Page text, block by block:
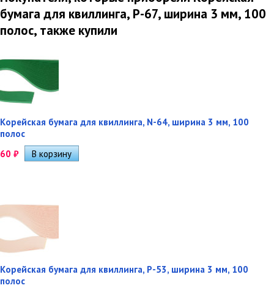
бумага для квиллинга, P-67, ширина 3 мм, 100
полос, также купили
Корейская бумага для квиллинга, N-64, ширина 3 мм, 100
полос
60 ₽
Корейская бумага для квиллинга, P-53, ширина 3 мм, 100
полос